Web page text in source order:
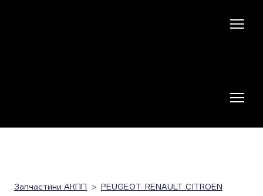
Запчастини АКПП PEUGEOT_RENAULT_CITROEN